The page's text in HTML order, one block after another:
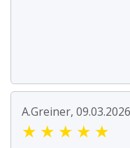
A.Greiner, 09.03.2026
★ ★ ★ ★ ★